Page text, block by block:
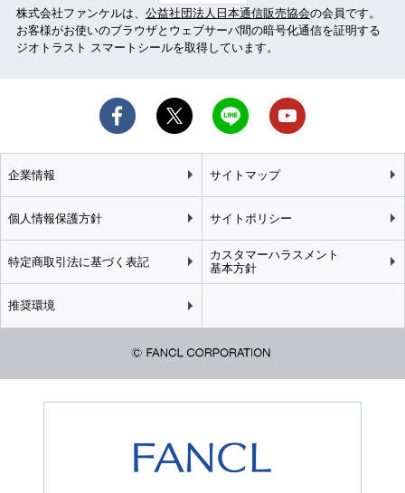
株式会社ファンケルは、 公益社団法人日本通信販売協会の会員です。
お客様がお使いのブラウザとウェブサーバ間の暗号化通信を証明する
ジオトラスト スマートシールを取得しています。
企業情報 サイトマップ
個人情報保護方針 サイトポリシー
特定商取引法に基づく表記
カスタマーハラスメント
基本方針
推奨環境